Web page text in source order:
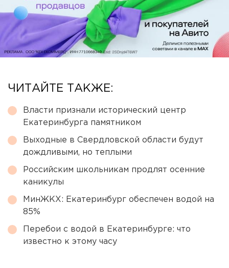
ЧИТАЙТЕ ТАКЖЕ:
Власти признали исторический центр
Екатеринбурга памятником
Выходные в Свердловской области будут
дождливыми, но теплыми
Российским школьникам продлят осенние
каникулы
МинЖКХ: Екатеринбург обеспечен водой на
85%
Перебои с водой в Екатеринбурге: что
известно к этому часу